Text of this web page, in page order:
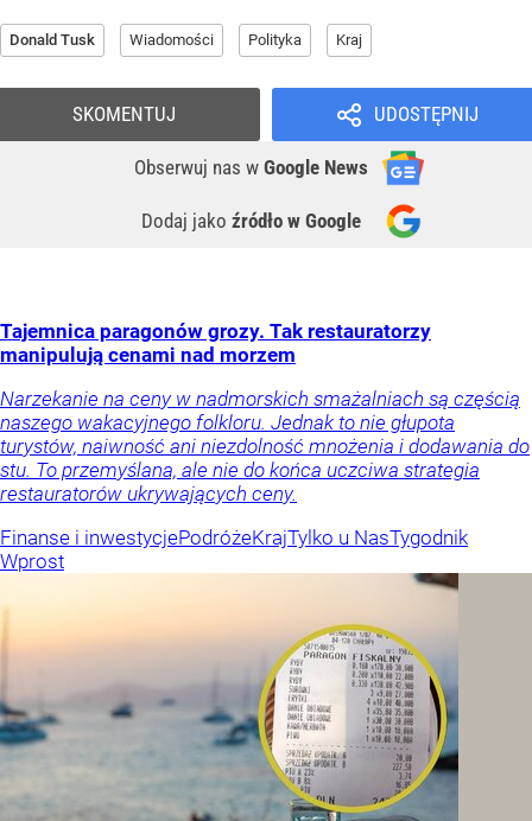
Donald Tusk Wiadomości Polityka Kraj
UDOSTĘPNIJ
Obserwuj nas w Google News
Dodaj jako źródło w Google
SKOMENTUJ
Tajemnica paragonów grozy. Tak restauratorzy
manipulują cenami nad morzem
Narzekanie na ceny w nadmorskich smażalniach są częścią
naszego wakacyjnego folkloru. Jednak to nie głupota
turystów, naiwność ani niezdolność mnożenia i dodawania do
stu. To przemyślana, ale nie do końca uczciwa strategia
restauratorów ukrywających ceny.
Finanse i inwestycjePodróżeKrajTylko u NasTygodnik
Wprost